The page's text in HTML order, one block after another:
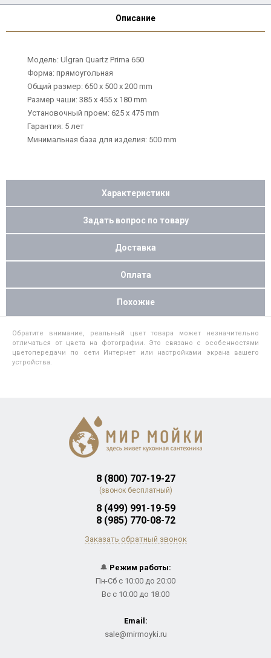
Описание
Модель: Ulgran Quartz Prima 650
Форма: прямоугольная
Общий размер: 650 х 500 х 200 mm
Размер чаши: 385 х 455 х 180 mm
Установочный проем: 625 х 475 mm
Гарантия: 5 лет
Минимальная база для изделия: 500 mm
Характеристики
Задать вопрос по товару
Доставка
Оплата
Похожие
Обратите внимание, реальный цвет товара может незначительно
отличаться от цвета на фотографии. Это связано с особенностями
цветопередачи по сети Интернет или настройками экрана вашего
устройства.
8 (800) 707-19-27
(звонок бесплатный)
8 (499) 991-19-59
8 (985) 770-08-72
Заказать обратный звонок
🔔 Режим работы:
Пн-Сб с 10:00 до 20:00
Вс с 10:00 до 18:00
Email:
sale@mirmoyki.ru